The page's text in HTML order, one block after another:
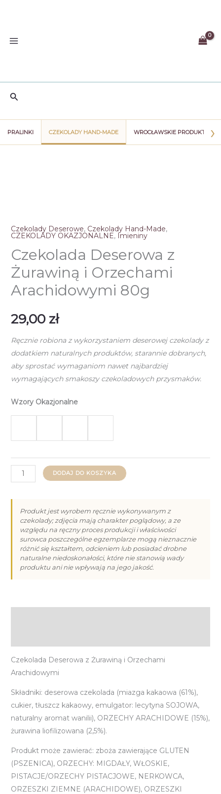
Szukaj
PRALINKI CZEKOLADY HAND-MADE WROCŁAWSKIE PRODUKTY ›
Czekolady Deserowe, Czekolady Hand-Made,
CZEKOLADY OKAZJONALNE, Imieniny
Czekolada Deserowa z
Żurawiną i Orzechami
Arachidowymi 80g
29,00 zł
Ręcznie robiona z wykorzystaniem deserowej czekolady z
dodatkiem naturalnych produktów, starannie dobranych,
aby sprostać wymaganiom nawet najbardziej
wymagających smakoszy czekoladowych przysmaków.
Wzory Okazjonalne
ilość
Czekolada
Żurawiną
Orzechami
Arachidowymi
80g
DODAJ DO KOSZYKA
Produkt jest wyrobem ręcznie wykonywanym z
czekolady; zdjęcia mają charakter poglądowy, a ze
względu na ręczny proces produkcji i właściwości
surowca poszczególne egzemplarze mogą nieznacznie
różnić się kształtem, odcieniem lub posiadać drobne
naturalne niedoskonałości, które nie stanowią wady
produktu ani nie wpływają na jego jakość.
Czekolada Deserowa z Żurawiną i Orzechami
Arachidowymi
Składniki: deserowa czekolada (miazga kakaowa (61%),
cukier, tłuszcz kakaowy, emulgator: lecytyna SOJOWA,
naturalny aromat wanilii), ORZECHY ARACHIDOWE (15%),
żurawina liofilizowana (2,5%).
Produkt może zawierać: zboża zawierające GLUTEN
(PSZENICA), ORZECHY: MIGDAŁY, WŁOSKIE,
PISTACJE/ORZECHY PISTACJOWE, NERKOWCA,
ORZESZKI ZIEMNE (ARACHIDOWE), ORZESZKI